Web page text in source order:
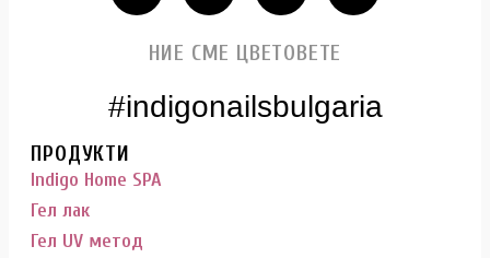
НИЕ СМЕ ЦВЕТОВЕТЕ
#indigonailsbulgaria
ПРОДУКТИ
Indigo Home SPA
Гел лак
Гел UV метод